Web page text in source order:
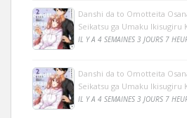
Danshi da to Omotteita
Seikatsu ga Umaku Ikisugiru
IL Y A 4 SEMAINES 3 JOURS 7
Danshi da to Omotteita
Seikatsu ga Umaku Ikisugiru
IL Y A 4 SEMAINES 3 JOURS 7